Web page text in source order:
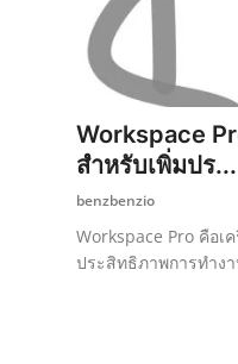
Workspace
สำหรับเพิ่มปร...
benzbenzio
Workspace Pro คือเ
ประสิทธิภาพการทำง